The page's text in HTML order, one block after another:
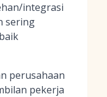
integrasi
sering
perusahaan
pekerja